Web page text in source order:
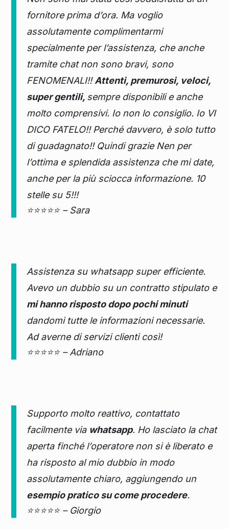
fornitore prima d’ora. Ma voglio
assolutamente complimentarmi
specialmente per l’assistenza, che anche
tramite chat non sono bravi, sono
FENOMENALI!!Attenti, premurosi, veloci,
super gentili, sempre disponibili e anche
molto comprensivi. Io non lo consiglio. Io VI
DICO FATELO!! Perché davvero, è solo tutto
di guadagnato!! Quindi grazie Nen per
l’ottima e splendida assistenza che mi date,
anche per la più sciocca informazione. 10
stelle su 5!!!
⭐⭐⭐⭐⭐ – Sara
Assistenza su whatsapp super efficiente.
Avevo un dubbio su un contratto stipulato e
mi hanno risposto dopo pochi minuti
dandomi tutte le informazioni necessarie.
Ad averne di servizi clienti così!
⭐⭐⭐⭐⭐ – Adriano
Supporto molto reattivo, contattato
facilmente via whatsapp. Ho lasciato la chat
aperta finché l’operatore non si è liberato e
ha risposto al mio dubbio in modo
assolutamente chiaro, aggiungendo un
esempio pratico su come procedere.
⭐⭐⭐⭐⭐ – Giorgio